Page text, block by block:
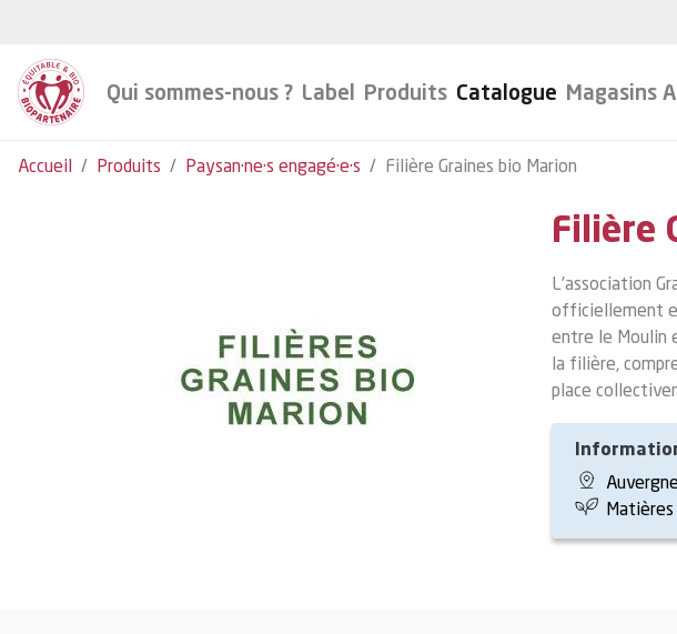
Qui sommes-nous ? Label Produits Catalogue Magasins
Accueil Produits Paysan·ne·s engagé·e·s Filière Graines bio Marion
Filière
L’association
officiellement
entre le Moulin
la filière,
place